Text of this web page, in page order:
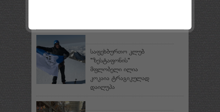
საფეხბურთო კლუბ
"ზესტაფონის"
მფლობელი ილია
კოკაია ტრაგიკულად
დაიღუპა